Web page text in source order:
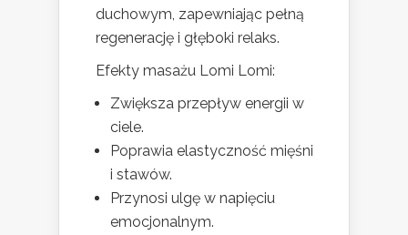
duchowym, zapewniając pełną
regenerację i głęboki relaks.
Efekty masażu Lomi Lomi:
Zwiększa przepływ energii w
ciele.
Poprawia elastyczność mięśni
i stawów.
Przynosi ulgę w napięciu
emocjonalnym.